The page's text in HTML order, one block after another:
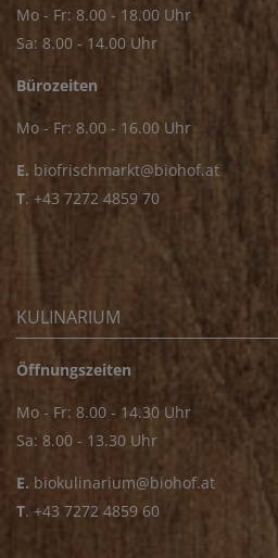
Mo - Fr: 8.00 - 18.00 Uhr
Sa: 8.00 - 14.00 Uhr
Bürozeiten
Mo - Fr: 8.00 - 16.00 Uhr
E. biofrischmarkt@biohof.at
T. +43 7272 4859 70
KULINARIUM
Öffnungszeiten
Mo - Fr: 8.00 - 14.30 Uhr
Sa: 8.00 - 13.30 Uhr
E. biokulinarium@biohof.at
T. +43 7272 4859 60